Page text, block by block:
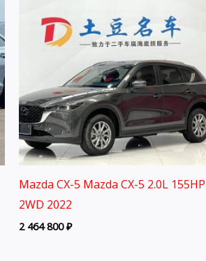
Mazda CX-5 Mazda CX-5 2.0L 155HP
2WD 2022
2 464 800₽